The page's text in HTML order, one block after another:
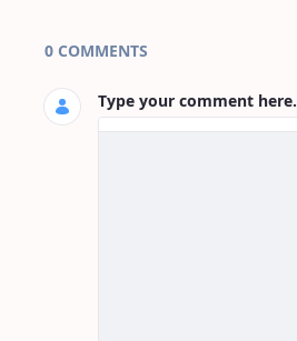
Page Comments
0 COMMENTS
Type your comment here.